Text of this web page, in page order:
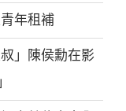
年租補
」陳侯勳在影